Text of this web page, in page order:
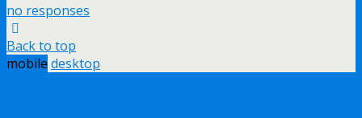
no responses
Back to top
mobile desktop